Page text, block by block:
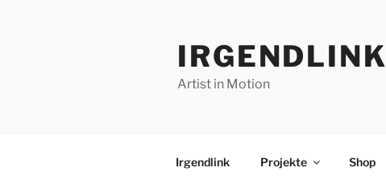
IRGENDLINK
Artist in Motion
Irgendlink Projekte Shop